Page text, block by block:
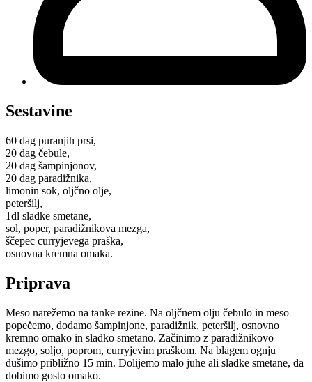
Sestavine
60 dag puranjih prsi,
20 dag čebule,
20 dag šampinjonov,
20 dag paradižnika,
limonin sok, oljčno olje,
peteršilj,
1dl sladke smetane,
sol, poper, paradižnikova mezga,
ščepec curryjevega praška,
osnovna kremna omaka.
Priprava
Meso narežemo na tanke rezine. Na oljčnem olju čebulo in meso
popečemo, dodamo šampinjone, paradižnik, peteršilj, osnovno
kremno omako in sladko smetano. Začinimo z paradižnikovo
mezgo, soljo, poprom, curryjevim praškom. Na blagem ognju
dušimo približno 15 min. Dolijemo malo juhe ali sladke smetane, da
dobimo gosto omako.